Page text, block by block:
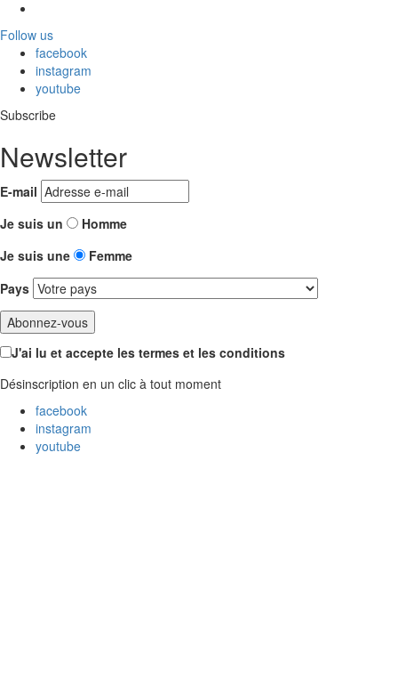
Follow us
facebook
instagram
youtube
Subscribe
Newsletter
E-mail
Je suis un
Homme
Je suis une
Femme
Pays
J'ai lu et accepte les termes et les conditions
Désinscription en un clic à tout moment
facebook
instagram
youtube